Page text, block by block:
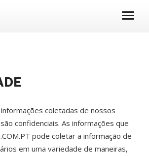
coletadas de nossos
confidenciais. As informações que
pode coletar a informação de
em uma variedade de maneiras,